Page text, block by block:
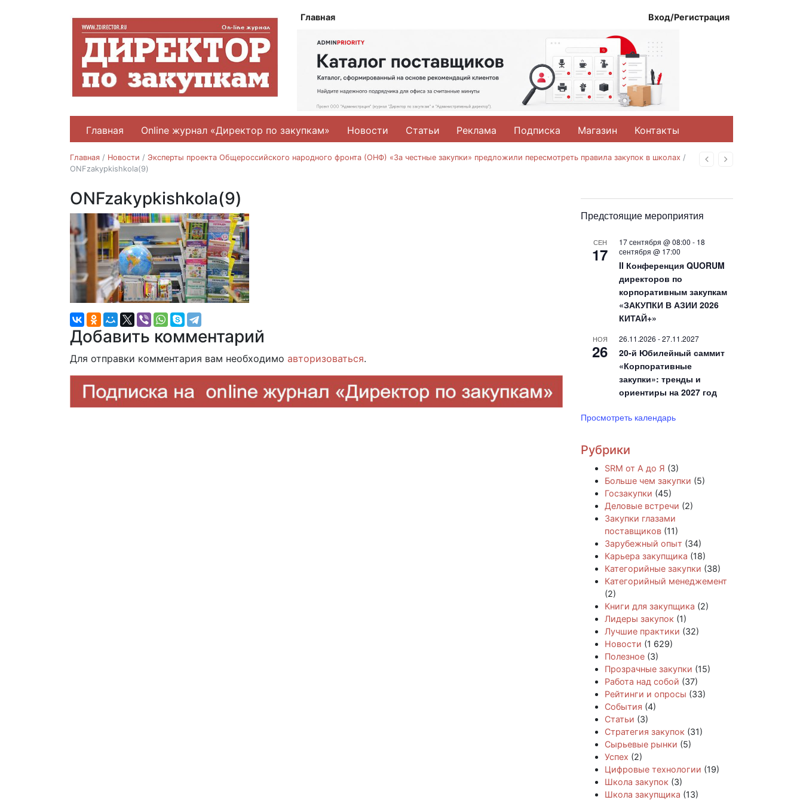
Главная Вход/Регистрация
Главная Online журнал «Директор по закупкам» Новости Статьи Реклама Подписка Магазин Контакты
НазадВперед
Главная / Новости / Эксперты проекта Общероссийского народного фронта (ОНФ) «За честные закупки» предложили пересмотреть правила закупок в школах /
ONFzakypkishkola(9)
ONFzakypkishkola(9)
Добавить комментарий
Для отправки комментария вам необходимо авторизоваться.
Предстоящие мероприятия
СЕН
17
17 сентября @ 08:00 - 18
сентября @ 17:00
II Конференция QUORUM
директоров по
корпоративным закупкам
«ЗАКУПКИ В АЗИИ 2026
КИТАЙ+»
НОЯ
26
26.11.2026 -27.11.2027
20-й Юбилейный саммит
«Корпоративные
закупки»: тренды и
ориентиры на 2027 год
Просмотреть календарь
Рубрики
SRM от А до Я (3)
Больше чем закупки (5)
Госзакупки (45)
Деловые встречи (2)
Закупки глазами
поставщиков (11)
Зарубежный опыт (34)
Карьера закупщика (18)
Категорийные закупки (38)
Категорийный менеджемент
(2)
Книги для закупщика (2)
Лидеры закупок (1)
Лучшие практики (32)
Новости (1 629)
Полезное (3)
Прозрачные закупки (15)
Работа над собой (37)
Рейтинги и опросы (33)
События (4)
Статьи (3)
Стратегия закупок (31)
Сырьевые рынки (5)
Успех (2)
Цифровые технологии (19)
Школа закупок (3)
Школа закупщика (13)